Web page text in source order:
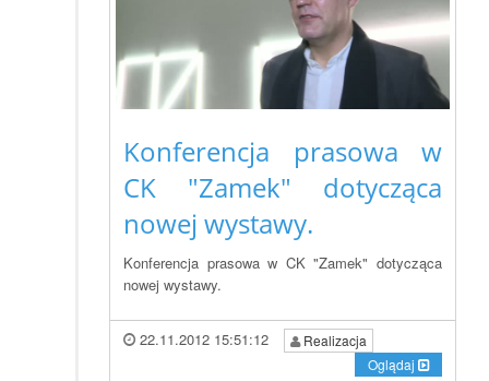
Konferencja prasowa w
CK "Zamek" dotycząca
nowej wystawy.
Konferencja prasowa w CK "Zamek" dotycząca
nowej wystawy.
22.11.2012 15:51:12
Realizacja
Oglądaj